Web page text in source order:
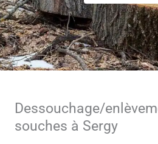
Dessouchage/
souches à Sergy